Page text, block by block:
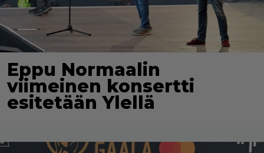
Eppu Normaalin
viimeinen konsertti
esitetään Ylellä